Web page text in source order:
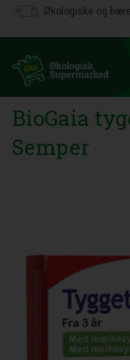
Økologiske og
BioGaia
Semper